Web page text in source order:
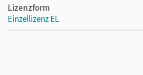
Lizenzform
Einzellizenz EL